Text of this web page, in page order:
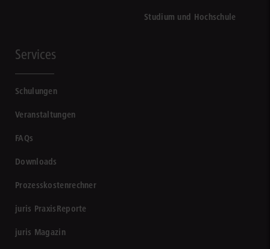
Studium und Hochschule
Services
Schulungen
Veranstaltungen
FAQs
Downloads
Prozesskostenrechner
juris PraxisReporte
juris Magazin